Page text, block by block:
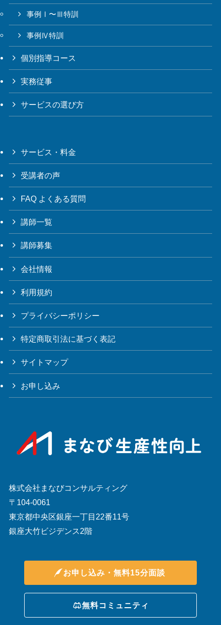
事例Ⅰ〜Ⅲ特訓
事例Ⅳ特訓
個別指導コース
実務従事
サービスの選び方
サービス・料金
受講者の声
FAQ よくある質問
講師一覧
講師募集
会社情報
利用規約
プライバシーポリシー
特定商取引法に基づく表記
サイトマップ
お申し込み
株式会社まなびコンサルティング
〒104-0061
東京都中央区銀座一丁目22番11号
銀座大竹ビジデンス2階
お申し込み・無料15分面談
無料コミュニティ